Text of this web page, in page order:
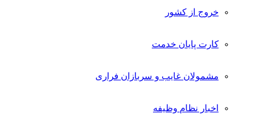
خروج از کشور
کارت پایان خدمت
مشمولان غایب و سربازان فراری
اخبار نظام وظیفه